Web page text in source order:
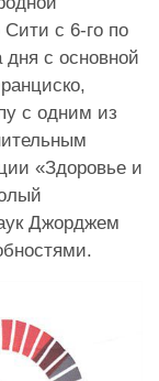
Сити с 6-го по
с основной
с одним из
«Здоровье и
Джорджем